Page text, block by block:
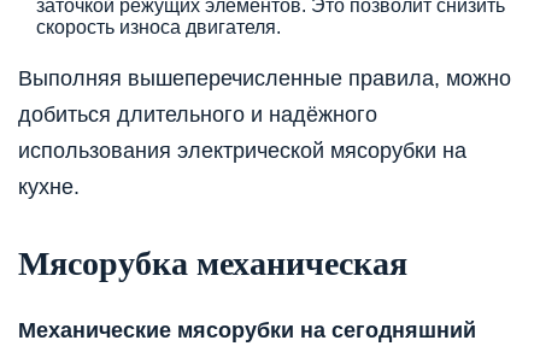
заточкой режущих элементов. Это позволит снизить
скорость износа двигателя.
Выполняя вышеперечисленные правила, можно
добиться длительного и надёжного
использования электрической мясорубки на
кухне.
Мясорубка механическая
Механические мясорубки на сегодняшний